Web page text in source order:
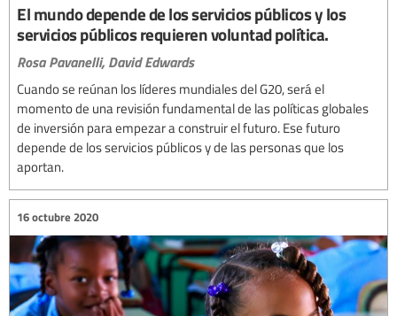
El mundo depende de los servicios públicos y los
servicios públicos requieren voluntad política.
Rosa Pavanelli, David Edwards
Cuando se reúnan los líderes mundiales del G20, será el
momento de una revisión fundamental de las políticas globales
de inversión para empezar a construir el futuro. Ese futuro
depende de los servicios públicos y de las personas que los
aportan.
16 octubre 2020